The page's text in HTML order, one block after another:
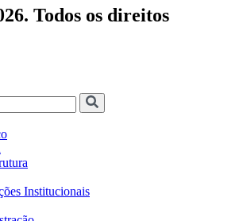
Todos os direitos
Institucionais